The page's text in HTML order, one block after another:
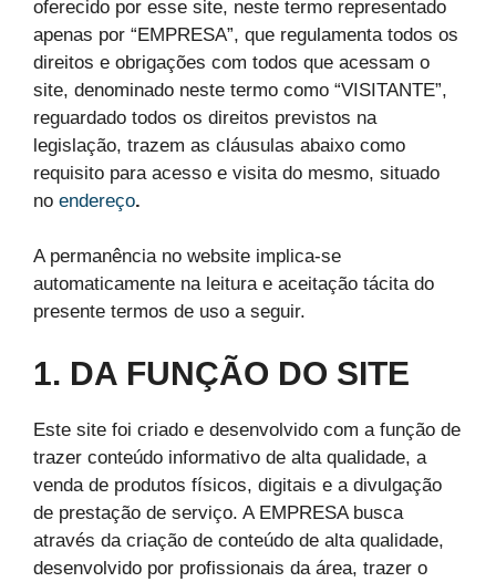
oferecido por esse site, neste termo representado
apenas por “EMPRESA”, que regulamenta todos os
direitos e obrigações com todos que acessam o
site, denominado neste termo como “VISITANTE”,
reguardado todos os direitos previstos na
legislação, trazem as cláusulas abaixo como
requisito para acesso e visita do mesmo, situado
no endereço.
A permanência no website implica-se
automaticamente na leitura e aceitação tácita do
presente termos de uso a seguir.
1. DA FUNÇÃO DO SITE
Este site foi criado e desenvolvido com a função de
trazer conteúdo informativo de alta qualidade, a
venda de produtos físicos, digitais e a divulgação
de prestação de serviço. A EMPRESA busca
através da criação de conteúdo de alta qualidade,
desenvolvido por profissionais da área, trazer o